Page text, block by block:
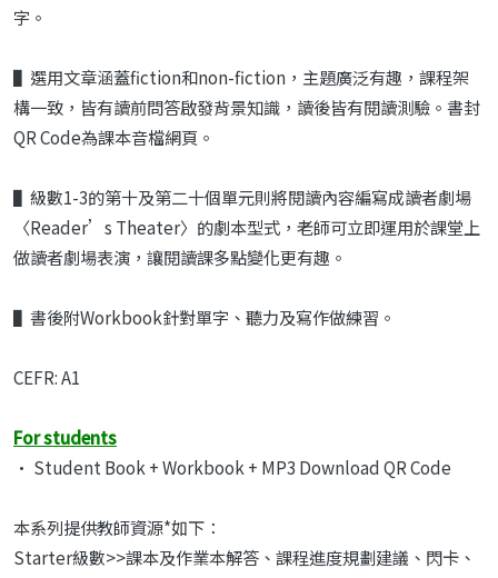
字。
▌選用文章涵蓋fiction和non-fiction，主題廣泛有趣，課程架
構一致，皆有讀前問答啟發背景知識，讀後皆有閱讀測驗。書封
QR Code為課本音檔網頁。
▌級數1-3的第十及第二十個單元則將閱讀內容編寫成讀者劇場
〈Reader’s Theater〉的劇本型式，老師可立即運用於課堂上
做讀者劇場表演，讓閱讀課多點變化更有趣。
▌書後附Workbook針對單字、聽力及寫作做練習。
CEFR: A1
For students
• Student Book + Workbook + MP3 Download QR Code
本系列提供教師資源*如下：
Starter級數>>課本及作業本解答、課程進度規劃建議、閃卡、